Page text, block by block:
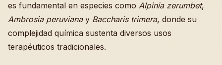
es fundamental en especies como Alpinia zerumbet,
Ambrosia peruvianay Baccharis trimera, donde su
complejidad química sustenta diversos usos
terapéuticos tradicionales.